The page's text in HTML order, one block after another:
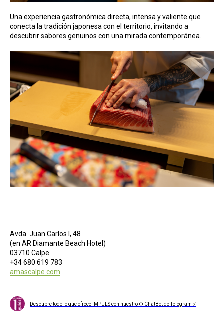
Una experiencia gastronómica directa, intensa y valiente que
conecta la tradición japonesa con el territorio, invitando a
descubrir sabores genuinos con una mirada contemporánea.
Avda. Juan Carlos I, 48
(en AR Diamante Beach Hotel)
03710 Calpe
+34 680 619 783
amascalpe.com
Descubre todo lo que ofrece IMPULS con nuestro ⚙ ChatBot de Telegram ⚡